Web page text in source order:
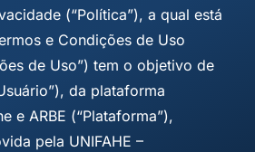
(“Política”), a qual está
e Condições de Uso
de Uso”) tem o objetivo de
da plataforma
e ARBE (“Plataforma”),
pela UNIFAHE –